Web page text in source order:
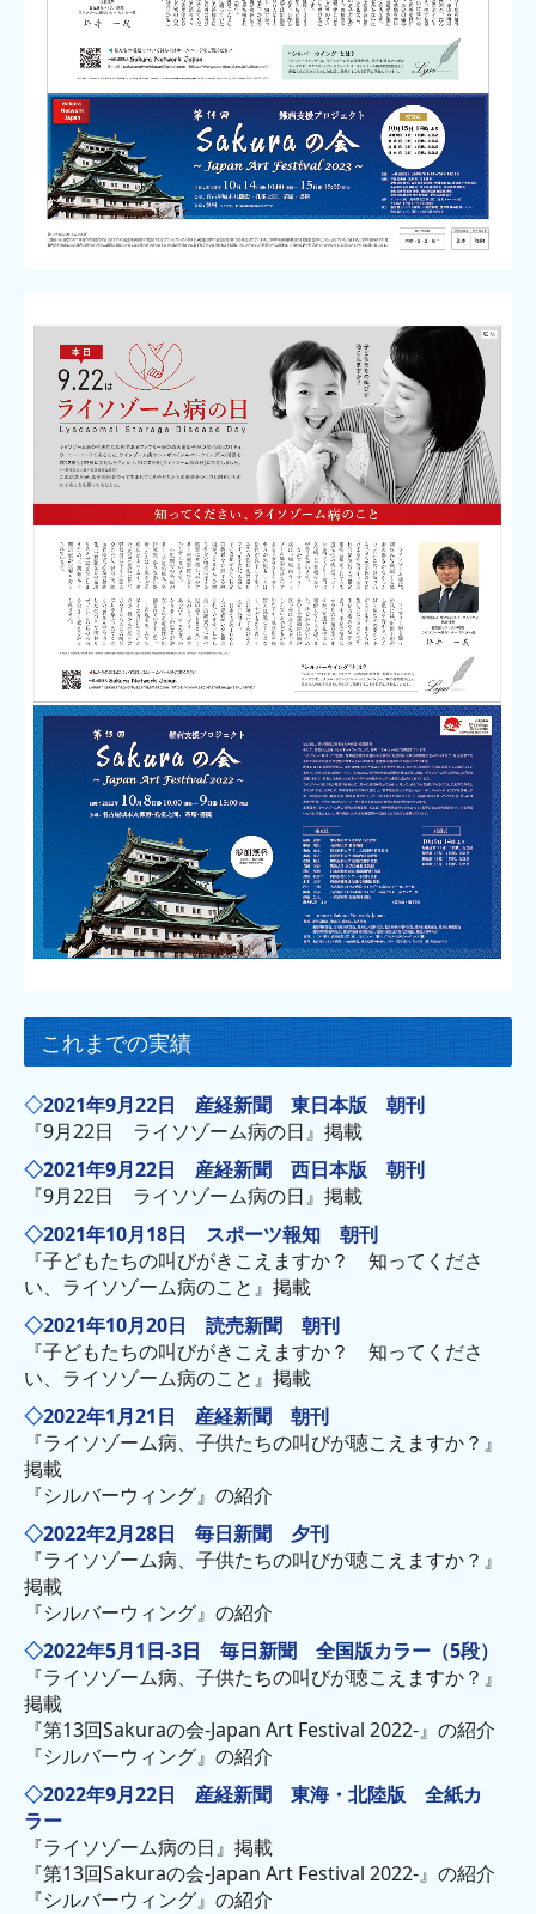
ライソゾーム病セミナー
病気を知る
ファブリー病
ポンぺ病
ムコ多糖病 II 型
見て学ぶ
読んで学ぶ
協賛企業
広告掲載
Sakura Square
臓器のはたらき
医学の散歩道
人間ドックの結果の見方
健康セミナー
これまでの実績
◇2021年9月22日 産経新聞 東日本版 朝刊
『9月22日 ライソゾーム病の日』掲載
◇2021年9月22日 産経新聞 西日本版 朝刊
『9月22日 ライソゾーム病の日』掲載
◇2021年10月18日 スポーツ報知 朝刊
『子どもたちの叫びがきこえますか？ 知ってくださ
い、ライソゾーム病のこと』掲載
◇2021年10月20日 読売新聞 朝刊
『子どもたちの叫びがきこえますか？ 知ってくださ
い、ライソゾーム病のこと』掲載
◇2022年1月21日 産経新聞 朝刊
『ライソゾーム病、子供たちの叫びが聴こえますか？』
掲載
『シルバーウィング』の紹介
◇2022年2月28日 毎日新聞 夕刊
『ライソゾーム病、子供たちの叫びが聴こえますか？』
掲載
『シルバーウィング』の紹介
◇2022年5月1日-3日 毎日新聞 全国版カラー（5段）
『ライソゾーム病、子供たちの叫びが聴こえますか？』
掲載
『第13回Sakuraの会-Japan Art Festival 2022-』の紹介
『シルバーウィング』の紹介
◇2022年9月22日 産経新聞 東海・北陸版 全紙カ
ラー
『ライソゾーム病の日』掲載
『第13回Sakuraの会-Japan Art Festival 2022-』の紹介
『シルバーウィング』の紹介